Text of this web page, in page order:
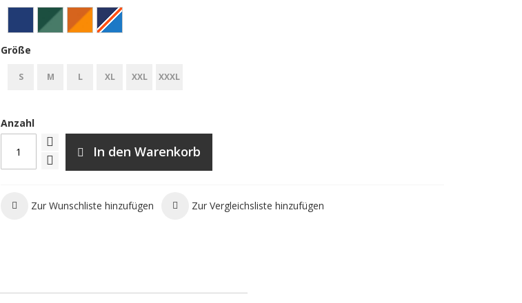
Größe
S M L XL XXL XXXL
Anzahl
In den Warenkorb
Zur Wunschliste hinzufügen Zur Vergleichsliste hinzufügen